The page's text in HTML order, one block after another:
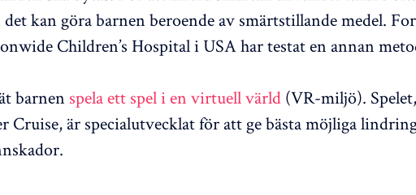
det kan göra barnen beroende av smärtstillande medel.
Children’s Hospital i USA har testat en annan
barnen spela ett spel i en virtuell värld (VR-miljö).
Cruise, är specialutvecklat för att ge bästa möjliga